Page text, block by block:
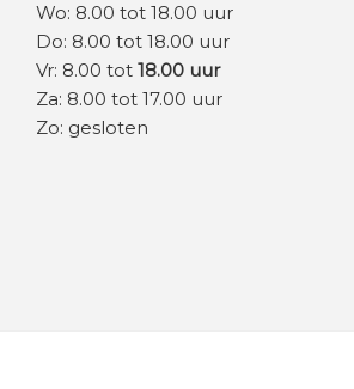
Wo: 8.00 tot 18.00 uur
Do: 8.00 tot 18.00 uur
Vr: 8.00 tot 18.00 uur
Za: 8.00 tot 17.00 uur
Zo: gesloten